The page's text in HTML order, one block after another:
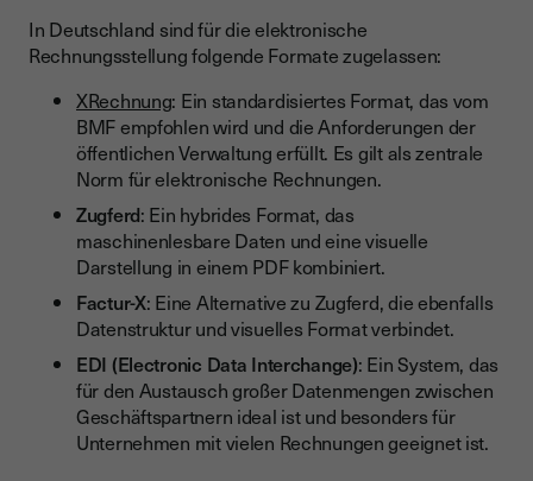
In Deutschland sind für die elektronische
Rechnungsstellung folgende Formate zugelassen:
XRechnung: Ein standardisiertes Format, das vom
BMF empfohlen wird und die Anforderungen der
öffentlichen Verwaltung erfüllt. Es gilt als zentrale
Norm für elektronische Rechnungen.
Zugferd: Ein hybrides Format, das
maschinenlesbare Daten und eine visuelle
Darstellung in einem PDF kombiniert.
Factur-X: Eine Alternative zu Zugferd, die ebenfalls
Datenstruktur und visuelles Format verbindet.
EDI (Electronic Data Interchange): Ein System, das
für den Austausch großer Datenmengen zwischen
Geschäftspartnern ideal ist und besonders für
Unternehmen mit vielen Rechnungen geeignet ist.